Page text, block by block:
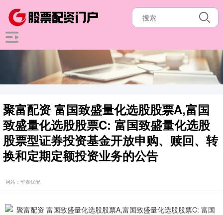
聚富配资 富国致盛量化选股股票A,富国
致盛量化选股股票C: 富国致盛量化选股
股票型证券投资基金开放申购、赎回、转
换和定期定额投资业务的公告
网站：华泰优配